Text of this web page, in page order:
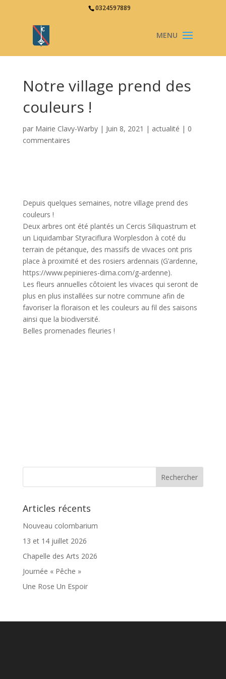
0324597889
Notre village prend des
couleurs !
par Mairie Clavy-Warby| Juin 8, 2021 | actualité | 0
commentaires
Depuis quelques semaines, notre village prend des
couleurs !
Deux arbres ont été plantés un Cercis Siliquastrum et
un Liquidambar Styraciflura Worplesdon à coté du
terrain de pétanque, des massifs de vivaces ont pris
place à proximité et des rosiers ardennais (G’ardenne,
https://www.pepinieres-dima.com/g-ardenne).
Les fleurs annuelles côtoient les vivaces qui seront de
plus en plus installées sur notre commune afin de
favoriser la floraison et les couleurs au fil des saisons
ainsi que la biodiversité.
Belles promenades fleuries !
Articles récents
Nouveau colombarium
13 et 14 juillet 2026
Chapelle des Arts 2026
Journée « Pêche »
Une Rose Un Espoir